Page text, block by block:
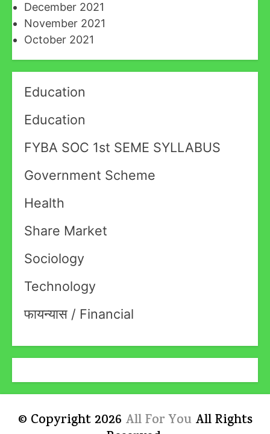
December 2021
November 2021
October 2021
Education
Education
FYBA SOC 1st SEME SYLLABUS
Government Scheme
Health
Share Market
Sociology
Technology
फायन्यास / Financial
© Copyright 2026 All For YouAll Rights